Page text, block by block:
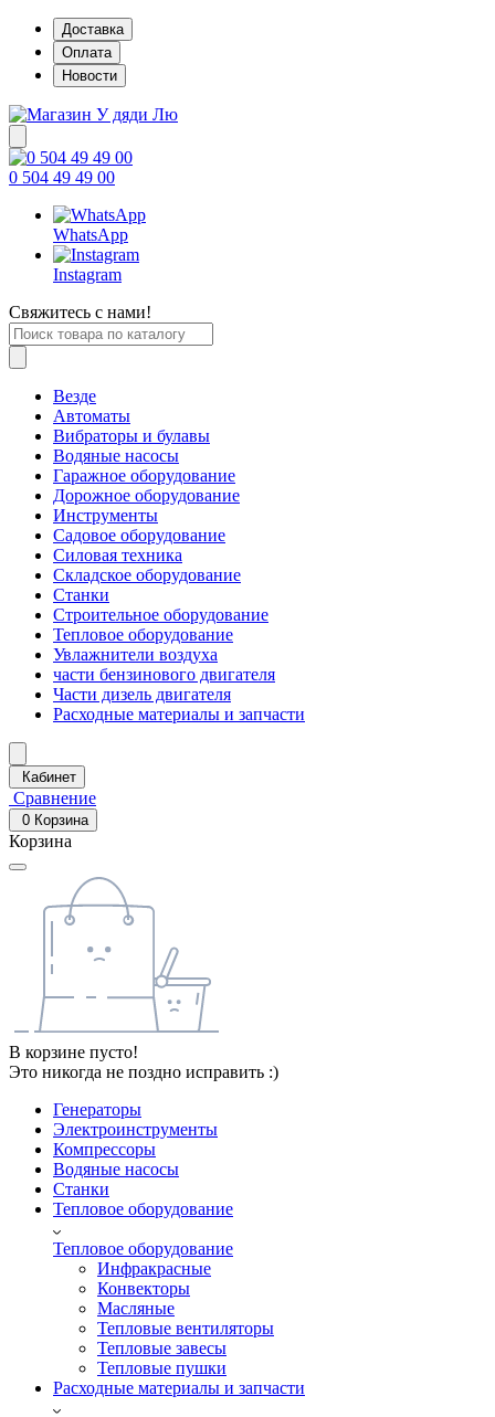
Доставка
Оплата
Новости
0 504 49 49 00
WhatsApp
Instagram
Свяжитесь с нами!
Везде
Автоматы
Вибраторы и булавы
Водяные насосы
Гаражное оборудование
Дорожное оборудование
Инструменты
Садовое оборудование
Силовая техника
Складское оборудование
Станки
Строительное оборудование
Тепловое оборудование
Увлажнители воздуха
части бензинового двигателя
Части дизель двигателя
Расходные материалы и запчасти
Кабинет
Сравнение
0 Корзина
Корзина
В корзине пусто!
Это никогда не поздно исправить :)
Генераторы
Электроинструменты
Компрессоры
Водяные насосы
Станки
Тепловое оборудование
Тепловое оборудование
Инфракрасные
Конвекторы
Масляные
Тепловые вентиляторы
Тепловые завесы
Тепловые пушки
Расходные материалы и запчасти